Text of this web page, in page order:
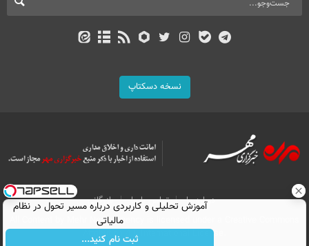
نسخه دسکتاپ
درباره ما تماس با ما
بازرگانی
All Content by Mehr News Agency is licensed under a Creative Commons
Attribution 4.0 International License.
آموزش تحلیلی و کاربردی درباره مسیر تحول در نظام
مالیاتی
ثبت نام کنید...